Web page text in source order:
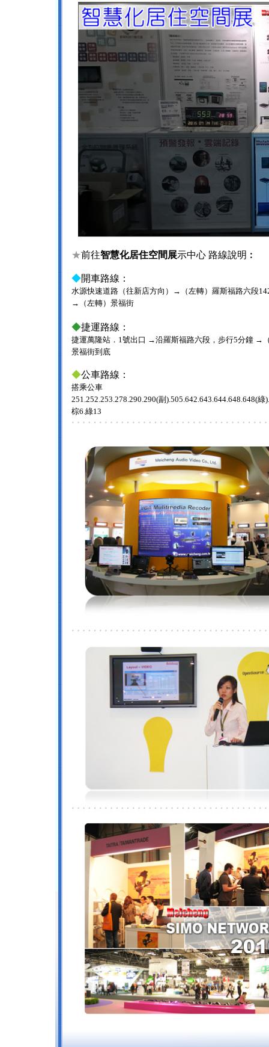
★前往智慧化居住空間展示中心 路線說明︰
◆開車路線：
水源快速道路（往新店方向）→（左轉）羅斯福路六段
→（左轉）景福街
◆捷運路線：
捷運萬隆站．1號出口 →沿羅斯福路六段，步行5分鐘 →
景福街到底
◆公車路線：
搭乘公車
251.252.253.278.290.290(副).505.642.643.644.648.648(綠
棕6.綠13